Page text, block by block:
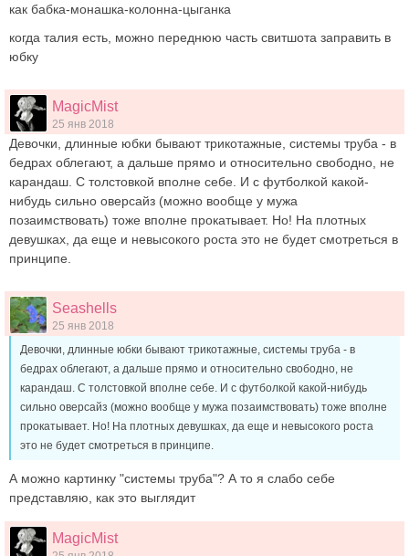
как бабка-монашка-колонна-цыганка
когда талия есть, можно переднюю часть свитшота заправить в
юбку
MagicMist
25 янв 2018
Девочки, длинные юбки бывают трикотажные, системы труба - в
бедрах облегают, а дальше прямо и относительно свободно, не
карандаш. С толстовкой вполне себе. И с футболкой какой-
нибудь сильно оверсайз (можно вообще у мужа
позаимствовать) тоже вполне прокатывает. Но! На плотных
девушках, да еще и невысокого роста это не будет смотреться в
принципе.
Seashells
25 янв 2018
Девочки, длинные юбки бывают трикотажные, системы труба - в
бедрах облегают, а дальше прямо и относительно свободно, не
карандаш. С толстовкой вполне себе. И с футболкой какой-нибудь
сильно оверсайз (можно вообще у мужа позаимствовать) тоже вполне
прокатывает. Но! На плотных девушках, да еще и невысокого роста
это не будет смотреться в принципе.
А можно картинку "системы труба"? А то я слабо себе
представляю, как это выглядит
MagicMist